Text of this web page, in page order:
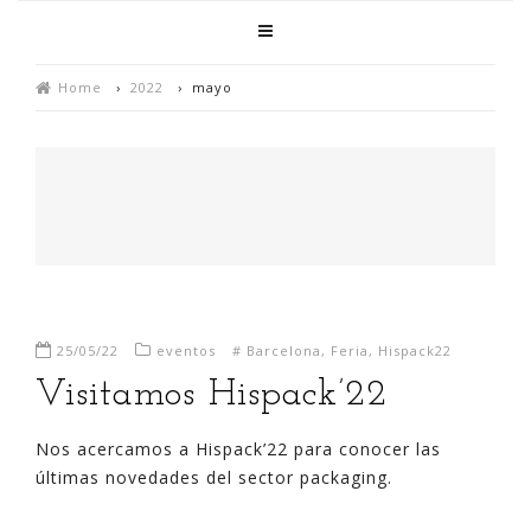
Home › 2022 › mayo
25/05/22 eventos # Barcelona , Feria , Hispack22
Visitamos Hispack’22
Nos acercamos a Hispack’22 para conocer las
últimas novedades del sector packaging.